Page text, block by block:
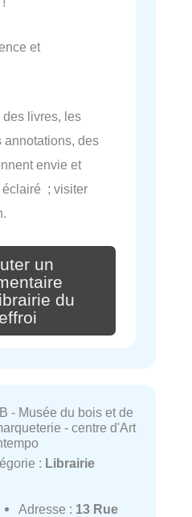
et
livres, les
annotations, des
envie et
éclairé ; visiter
un
du
- Musée du bois et de
- centre d'Art
: Librairie
Adresse : 13 Rue